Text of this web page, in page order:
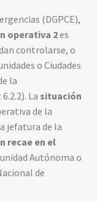
(DGPCE),
operativa 2es
controlarse, o
o Ciudades
la
La situación
de la
jefatura de la
recae en el
Autónoma o
de